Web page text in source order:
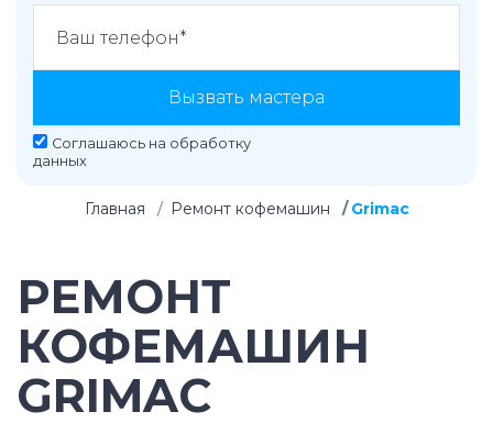
Вызвать мастера
Соглашаюсь на обработку
данных
Главная Ремонт кофемашин Grimac
РЕМОНТ
КОФЕМАШИН
GRIMAC